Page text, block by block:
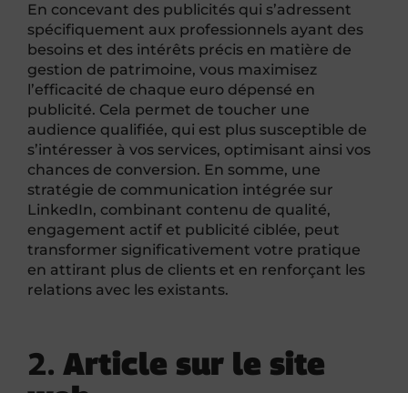
En concevant des publicités qui s’adressent
spécifiquement aux professionnels ayant des
besoins et des intérêts précis en matière de
gestion de patrimoine, vous maximisez
l’efficacité de chaque euro dépensé en
publicité. Cela permet de toucher une
audience qualifiée, qui est plus susceptible de
s’intéresser à vos services, optimisant ainsi vos
chances de conversion. En somme, une
stratégie de communication intégrée sur
LinkedIn, combinant contenu de qualité,
engagement actif et publicité ciblée, peut
transformer significativement votre pratique
en attirant plus de clients et en renforçant les
relations avec les existants.
2. Article sur le site